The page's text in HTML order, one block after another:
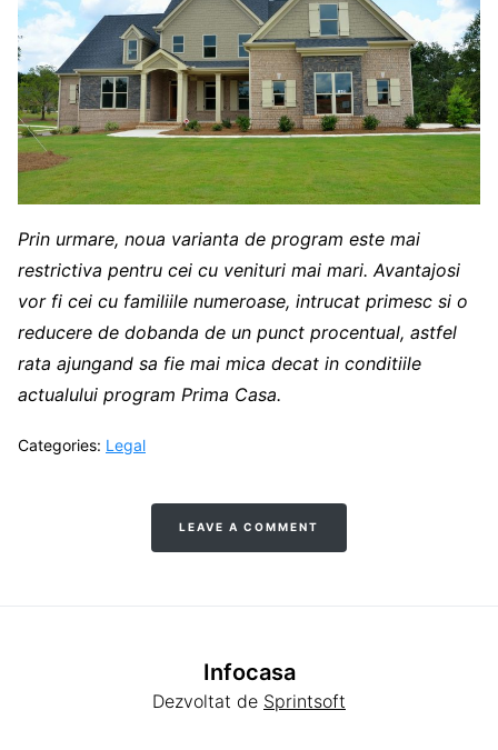
Prin urmare, noua varianta de program este mai
restrictiva pentru cei cu venituri mai mari. Avantajosi
vor fi cei cu familiile numeroase, intrucat primesc si o
reducere de dobanda de un punct procentual, astfel
rata ajungand sa fie mai mica decat in conditiile
actualului program Prima Casa.
Categories: Legal
LEAVE A COMMENT
Infocasa
Dezvoltat de Sprintsoft